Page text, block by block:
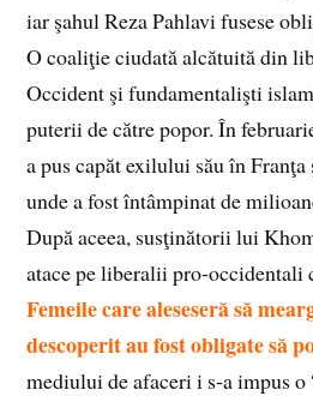
iar şahul Reza Pahlavi fusese
O coaliţie ciudată alcătuită din
Occident şi fundamentalişti
puterii de către popor. În
a pus capăt exilului său în Franţa
unde a fost întâmpinat de
După aceea, susţinătorii lui
atace pe liberalii pro‑occidentali
Femeile care aleseseră să
descoperit au fost obligate să
mediului de afaceri i s‑a impus